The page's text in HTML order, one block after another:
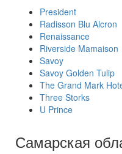
President
Radisson Blu Alcron
Renaissance
Riverside Mamaison
Savoy
Savoy Golden Tulip
The Grand Mark
Three Storks
U Prince
Самарская